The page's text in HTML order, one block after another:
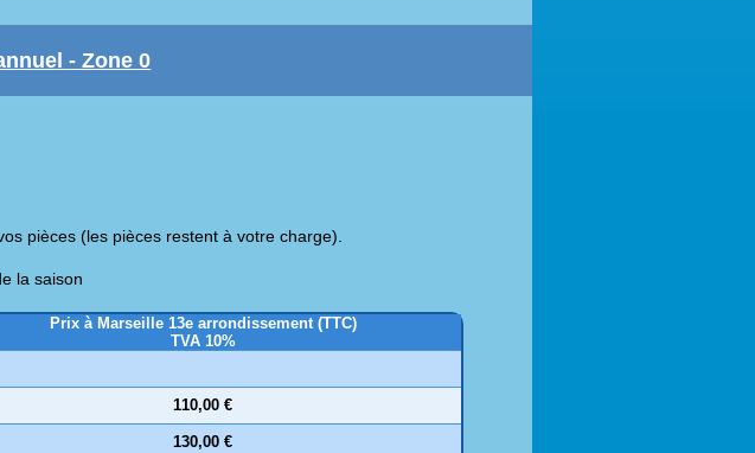
- Zone 0
pièces (les pièces restent à votre charge).
la saison
Prix à Marseille 13e arrondissement (TTC)
TVA 10%
110,00 €
130,00 €